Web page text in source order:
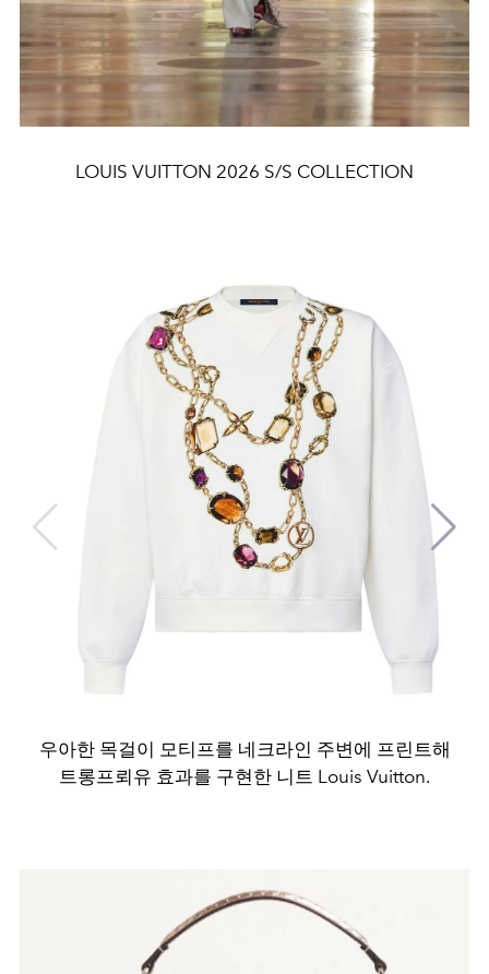
LOUIS VUITTON 2026 S/S COLLECTION
우아한 목걸이 모티프를 네크라인 주변에 프린트해
트롱프뢰유 효과를 구현한 니트 Louis Vuitton.